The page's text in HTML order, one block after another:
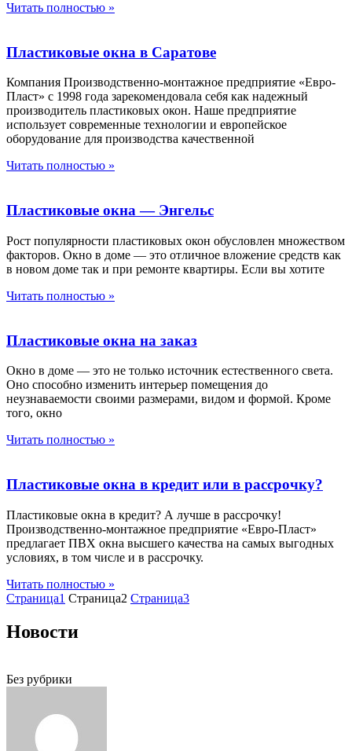
Читать полностью »
Пластиковые окна в Саратове
Компания Производственно-монтажное предприятие «Евро-
Пласт» с 1998 года зарекомендовала себя как надежный
производитель пластиковых окон. Наше предприятие
использует современные технологии и европейское
оборудование для производства качественной
Читать полностью »
Пластиковые окна — Энгельс
Рост популярности пластиковых окон обусловлен множеством
факторов. Окно в доме — это отличное вложение средств как
в новом доме так и при ремонте квартиры. Если вы хотите
Читать полностью »
Пластиковые окна на заказ
Окно в доме — это не только источник естественного света.
Оно способно изменить интерьер помещения до
неузнаваемости своими размерами, видом и формой. Кроме
того, окно
Читать полностью »
Пластиковые окна в кредит или в рассрочку?
Пластиковые окна в кредит? А лучше в рассрочку!
Производственно-монтажное предприятие «Евро-Пласт»
предлагает ПВХ окна высшего качества на самых выгодных
условиях, в том числе и в рассрочку.
Читать полностью »
Страница1 Страница2 Страница3
Новости
Без рубрики